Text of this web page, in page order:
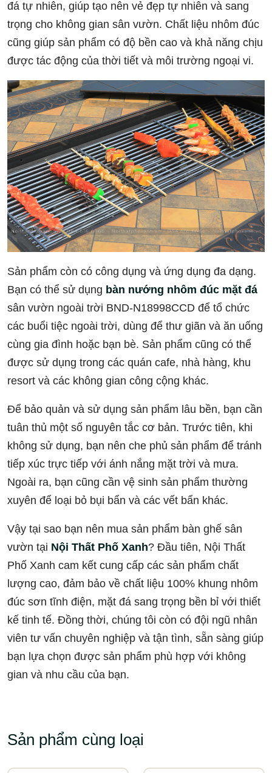
đá tự nhiên, giúp tạo nên vẻ đẹp tự nhiên và sang
trọng cho không gian sân vườn. Chất liệu nhôm đúc
cũng giúp sản phẩm có độ bền cao và khả năng chịu
được tác động của thời tiết và môi trường ngoại vi.
Sản phẩm còn có công dụng và ứng dụng đa dạng.
Bạn có thể sử dụng bàn nướng nhôm đúc mặt đá
sân vườn ngoài trời BND-N18998CCD để tổ chức
các buổi tiệc ngoài trời, dùng để thư giãn và ăn uống
cùng gia đình hoặc bạn bè. Sản phẩm cũng có thể
được sử dụng trong các quán cafe, nhà hàng, khu
resort và các không gian công cộng khác.
Để bảo quản và sử dụng sản phẩm lâu bền, bạn cần
tuân thủ một số nguyên tắc cơ bản. Trước tiên, khi
không sử dụng, bạn nên che phủ sản phẩm để tránh
tiếp xúc trực tiếp với ánh nắng mặt trời và mưa.
Ngoài ra, bạn cũng cần vệ sinh sản phẩm thường
xuyên để loại bỏ bụi bẩn và các vết bẩn khác.
Vậy tại sao bạn nên mua sản phẩm bàn ghế sân
vườn tại Nội Thất Phố Xanh? Đầu tiên, Nội Thất
Phố Xanh cam kết cung cấp các sản phẩm chất
lượng cao, đảm bảo về chất liệu 100% khung nhôm
đúc sơn tĩnh điện, mặt đá sang trọng bền bỉ với thiết
kế tinh tế. Đồng thời, chúng tôi còn có đội ngũ nhân
viên tư vấn chuyên nghiệp và tận tình, sẵn sàng giúp
bạn lựa chọn được sản phẩm phù hợp với không
gian và nhu cầu của bạn.
Sản phẩm cùng loại